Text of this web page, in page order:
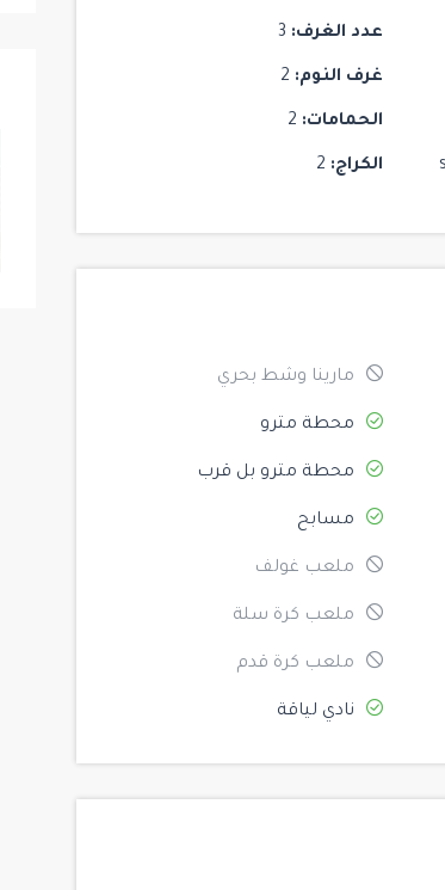
عدد الغرف:
غرف النوم:
الحمامات:
الكراج:
مارينا وشط بحري
محطة مترو
محطة مترو بل قرب
مسابح
ملعب غولف
ملعب كرة سلة
ملعب كرة قدم
نادي لياقة